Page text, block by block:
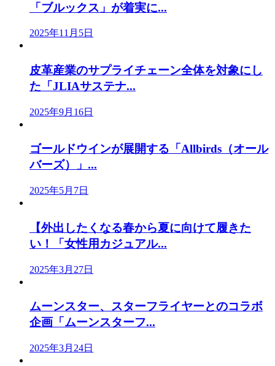
「ブルックス」が着実に...
2025年11月5日
皮革産業のサプライチェーン全体を対象にし
た「JLIAサステナ...
2025年9月16日
ゴールドウインが展開する「Allbirds（オール
バーズ）」...
2025年5月7日
【外出したくなる春から夏に向けて履きた
い！「女性用カジュアル...
2025年3月27日
ムーンスター、スターフライヤーとのコラボ
企画「ムーンスターフ...
2025年3月24日